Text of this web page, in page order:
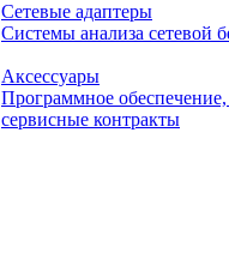
Сетевые адаптеры
Системы анализа сетевой
Аксессуары
Программное
сервисные контракты